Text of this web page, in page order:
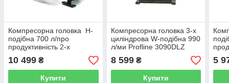
Компресорна головка Н-
подібна 700 л/про
продуктивність 2-х
циліндрова PROFI 2090Z-
1
10 499 ₴
Купити
Компресорна головка 3-х
циліндрова W-подібна 990
л/ми Profline 3090DLZ
8 599₴
Купити
5